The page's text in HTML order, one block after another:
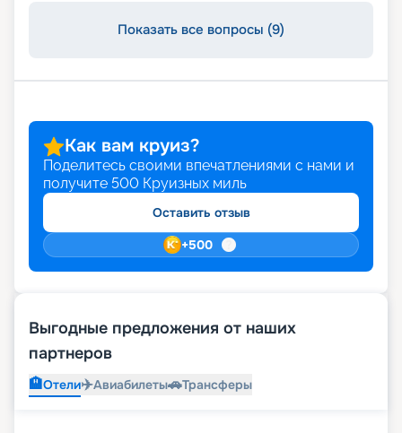
Показать все вопросы (9)
Как вам круиз?
Поделитесь своими впечатлениями с нами и
получите 500 Круизных миль
Оставить отзыв
+500
Выгодные предложения от наших
партнеров
🏨Отели✈️Авиабилеты🚗Трансферы